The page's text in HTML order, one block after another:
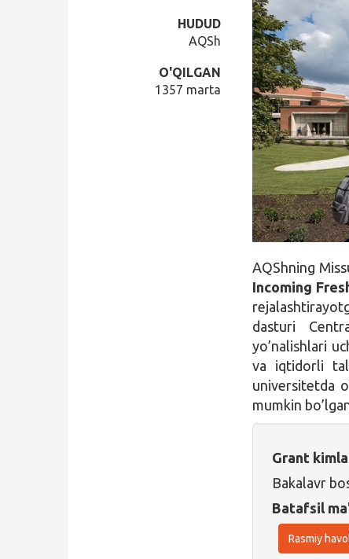
HUDUD
AQSh
O'QILGAN
1357 marta
AQShning
Incoming
dasturi
yo’nalishlari
va iqtidorli
universitetda
mumkin
Grant
Bakalavr
Batafsil
Rasmiy